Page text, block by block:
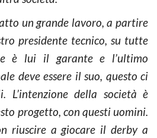
un grande lavoro, a partire
presidente tecnico, su tutte
è lui il garante e l’ultimo
deve essere il suo, questo ci
L’intenzione della società è
progetto, con questi uomini.
riuscire a giocare il derby a